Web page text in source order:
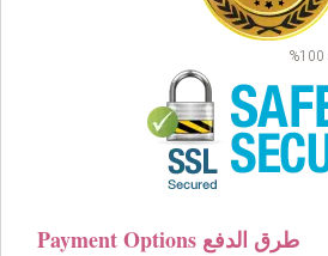
Payment Options طرق الدفع